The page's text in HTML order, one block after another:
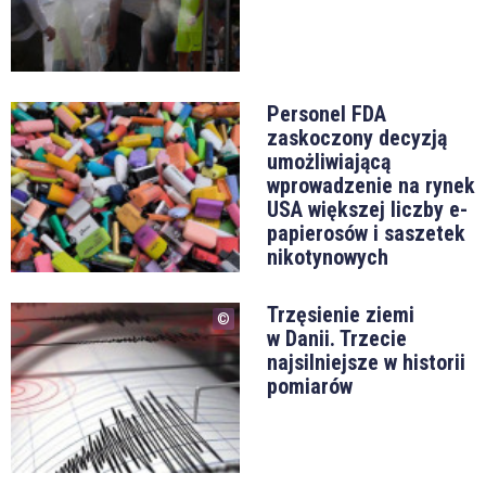
03.12 21:23
ARG — AUS (2:0)
— 65' niesamowity rajd Leo
rywali, ale jego 40-metrową akcję w ostatniej chwili
zatrzymał ostatni obrońca. Rzut rożny.
03.12 21:21
ARG — AUS (2:0)— 58' podwójna zmiana w
reprezentacji Australii. Plac gry opuścili Baccus oraz
McGree, a w ich miejsce weszli Hrustic i Goodwin.
03.12 21:17
ARG — AUS (2:0) — kompromitujący błąd
Australijskiego bramkarza, który zdecydował się
na drybling wokół dwójki rywali. Oczywiście
Argentyńczycy odebrali mu piłkę, którą następnie
do pustej bramki skierował Julian Alvarez.
Personel FDA
zaskoczony decyzją
umożliwiającą
wprowadzenie na rynek
USA większej liczby e-
papierosów i saszetek
nikotynowych
Trzęsienie ziemi
w Danii. Trzecie
najsilniejsze w historii
pomiarów